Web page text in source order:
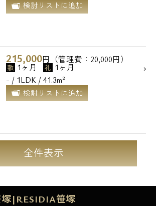
検討リストに追加
215,000円（管理費：20,000円）
敷 1ヶ月 礼 1ヶ月
- / 1LDK / 41.3m²
検討リストに追加
全件表示
|RESIDIA笹塚